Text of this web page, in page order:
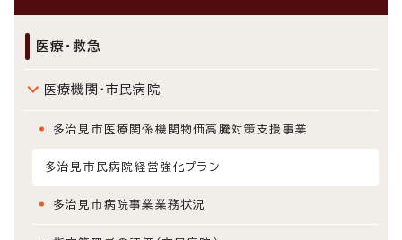
医療・救急
医療機関・市民病院
多治見市医療関係機関物価高騰対策支援事業
多治見市民病院経営強化プラン
多治見市病院事業業務状況